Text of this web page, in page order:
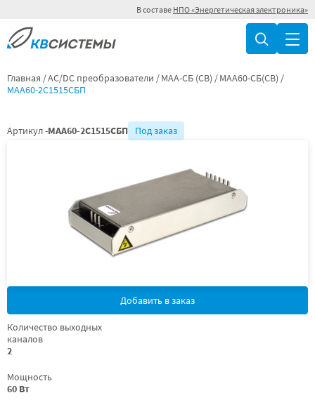
В составе НПО «Энергетическая электроника»
Главная AC/DC преобразователи МАА-СБ (СВ)
МАА60-СБ(СВ)
МАА60-2С1515СБП
Артикул -МАА60-2С1515СБП Под заказ
Добавить в заказ
Количество выходных
каналов
2
Мощность
60 Вт